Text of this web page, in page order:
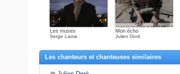
Les muses
Serge Lama
Mon écho
Julien Doré
Les chanteurs et chanteuses similaires